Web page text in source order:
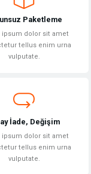
Paketleme
ipsum dolor sit amet
tellus enim urna
vulputate.
İade, Değişim
ipsum dolor sit amet
tellus enim urna
vulputate.